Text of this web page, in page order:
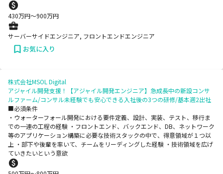
430万円〜900万円
サーバーサイドエンジニア, フロントエンドエンジニア
お気に入り
株式会社MSOL Digital
アジャイル開発支援！【アジャイル開発エンジニア】急成長中の新設コンサ
ルファーム/コンサル未経験でも安心できる入社後の3つの研修/基本週2出社
■必須条件
・ウォーターフォール開発における要件定義、設計、実装、テスト、移行ま
での一連の工程の経験 ・フロントエンド、バックエンド、DB、ネットワーク
等のアプリケーション構築に必要な技術スタックの中で、得意領域が１つ以
上 ・部下や後輩を率いて、チームをリーディングした経験 ・技術領域を広げ
ていきたいという意欲